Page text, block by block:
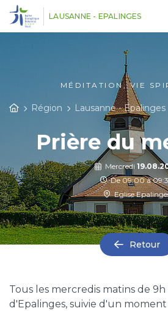
LAUSANNE - EPALINGES
MÉDITATION, VIE
Région Lausanne - Epalinges
Prière du
Mercredi
De 09:00 à
Eglise
Retour
Tous les mercredis matins de
d'Epalinges, suivie d'un
Panneau de gestion des cookies